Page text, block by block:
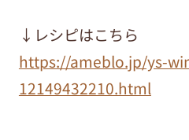
↓レシピはこちら
https://ameblo.jp/ys-
12149432210.html